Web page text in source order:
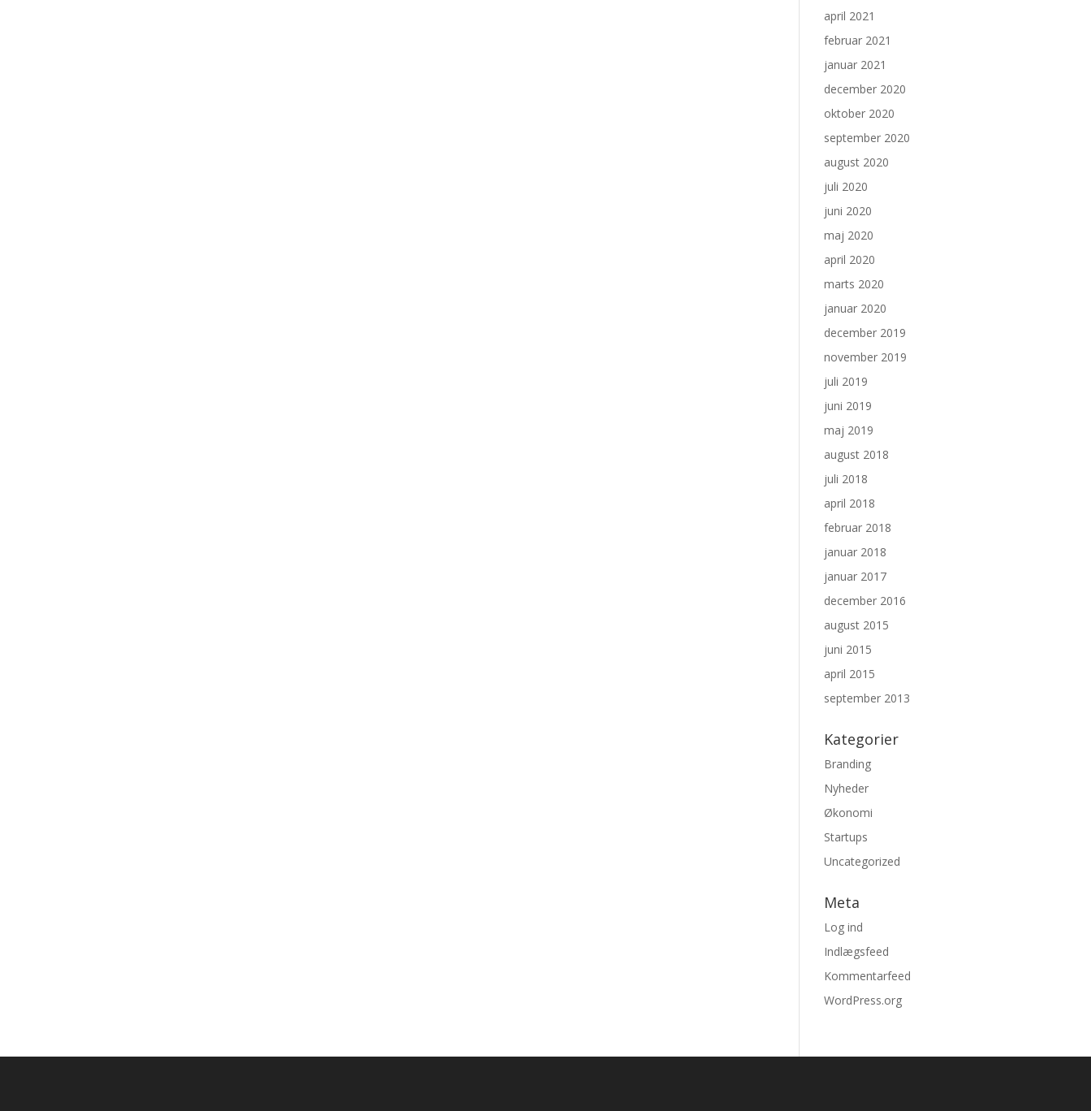
april 2021
februar 2021
januar 2021
december 2020
oktober 2020
september 2020
august 2020
juli 2020
juni 2020
maj 2020
april 2020
marts 2020
januar 2020
december 2019
november 2019
juli 2019
juni 2019
maj 2019
august 2018
juli 2018
april 2018
februar 2018
januar 2018
januar 2017
december 2016
august 2015
juni 2015
april 2015
september 2013
Kategorier
Branding
Nyheder
Økonomi
Startups
Uncategorized
Meta
Log ind
Indlægsfeed
Kommentarfeed
WordPress.org